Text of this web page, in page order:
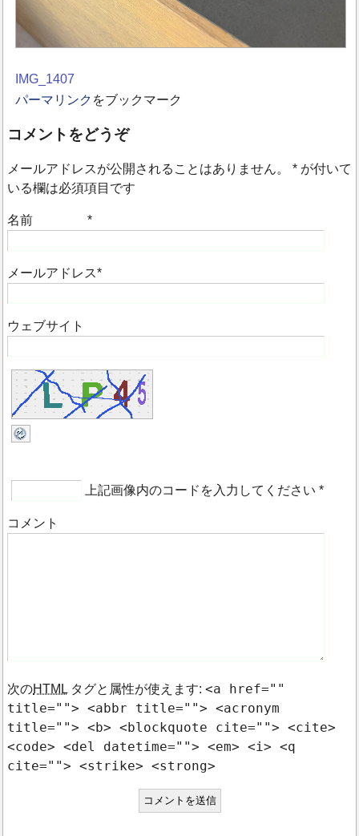
IMG_1407
パーマリンク をブックマーク
コメントをどうぞ
メールアドレスが公開されることはありません。* が付いて
いる欄は必須項目です
名前 *
メールアドレス*
ウェブサイト
上記画像内のコードを入力してください *
コメント
次のHTMLタグと属性が使えます:<a href=""
title=""> <abbr title=""> <acronym
title=""> <b> <blockquote cite=""> <cite>
<code> <del datetime=""> <em> <i> <q
cite=""> <strike> <strong>